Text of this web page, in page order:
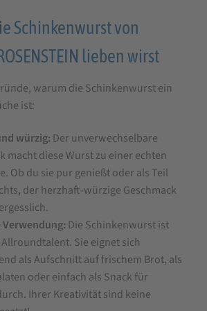
Schinkenwurst von
lieben wirst
warum die Schinkenwurst ein
ist:
würzig: Der unverwechselbare
macht diese Wurst zu einer echten
Ob du sie pur genießt oder als Teil
der herzhaft-würzige Geschmack
Die Schinkenwurst ist
Sie eignet sich
als Aufschnitt auf frischem Brot, als
oder einfach als Snack für
Ihrer Kreativität sind keine